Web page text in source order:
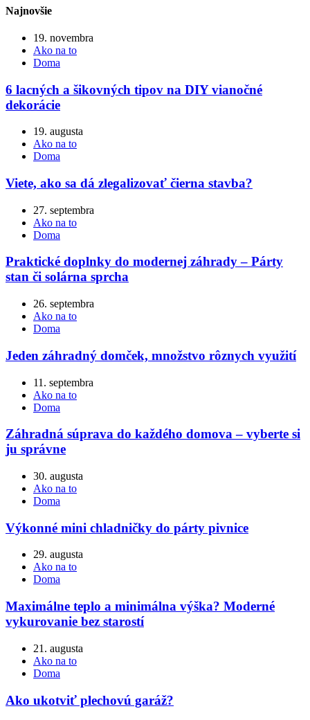
Najnovšie
19. novembra
Ako na to
Doma
6 lacných a šikovných tipov na DIY vianočné
dekorácie
19. augusta
Ako na to
Doma
Viete, ako sa dá zlegalizovať čierna stavba?
27. septembra
Ako na to
Doma
Praktické doplnky do modernej záhrady – Párty
stan či solárna sprcha
26. septembra
Ako na to
Doma
Jeden záhradný domček, množstvo rôznych využití
11. septembra
Ako na to
Doma
Záhradná súprava do každého domova – vyberte si
ju správne
30. augusta
Ako na to
Doma
Výkonné mini chladničky do párty pivnice
29. augusta
Ako na to
Doma
Maximálne teplo a minimálna výška? Moderné
vykurovanie bez starostí
21. augusta
Ako na to
Doma
Ako ukotviť plechovú garáž?